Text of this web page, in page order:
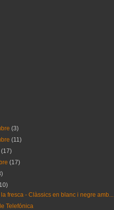
(3)
(11)
(17)
(17)
fresca - Clàssics en blanc i negre amb...
Telefónica